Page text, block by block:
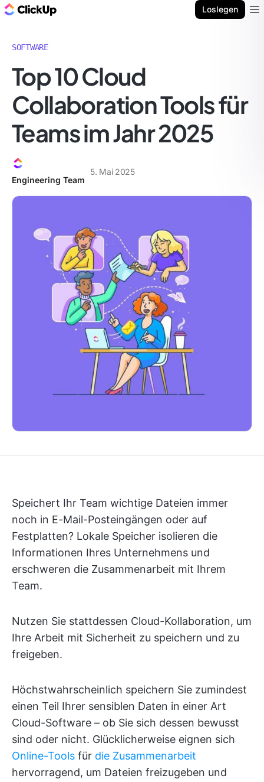
Loslegen
SOFTWARE
Top 10 Cloud
Collaboration Tools für
Teams im Jahr 2025
Engineering Team
5. Mai 2025
Speichert Ihr Team wichtige Dateien immer
noch in E-Mail-Posteingängen oder auf
Festplatten? Lokale Speicher isolieren die
Informationen Ihres Unternehmens und
erschweren die Zusammenarbeit mit Ihrem
Team.
Nutzen Sie stattdessen Cloud-Kollaboration, um
Ihre Arbeit mit Sicherheit zu speichern und zu
freigeben.
Höchstwahrscheinlich speichern Sie zumindest
einen Teil Ihrer sensiblen Daten in einer Art
Cloud-Software – ob Sie sich dessen bewusst
sind oder nicht. Glücklicherweise eignen sich
Online-Tools für die Zusammenarbeit
hervorragend, um Dateien freizugeben und